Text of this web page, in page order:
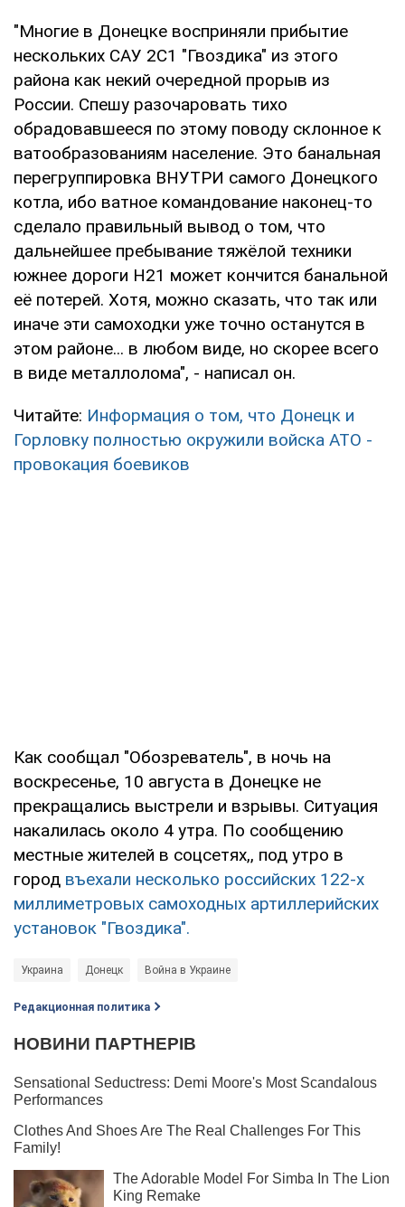
"Многие в Донецке восприняли прибытие
нескольких САУ 2С1 "Гвоздика" из этого
района как некий очередной прорыв из
России. Спешу разочаровать тихо
обрадовавшееся по этому поводу склонное к
ватообразованиям население. Это банальная
перегруппировка ВНУТРИ самого Донецкого
котла, ибо ватное командование наконец-то
сделало правильный вывод о том, что
дальнейшее пребывание тяжёлой техники
южнее дороги Н21 может кончится банальной
её потерей. Хотя, можно сказать, что так или
иначе эти самоходки уже точно останутся в
этом районе... в любом виде, но скорее всего
в виде металлолома", - написал он.
Читайте: Информация о том, что Донецк и
Горловку полностью окружили войска АТО -
провокация боевиков
Как сообщал "Обозреватель", в ночь на
воскресенье, 10 августа в Донецке не
прекращались выстрели и взрывы. Ситуация
накалилась около 4 утра. По сообщению
местные жителей в соцсетях,, под утро в
город въехали несколько российских 122-х
миллиметровых самоходных артиллерийских
установок "Гвоздика".
Украина Донецк Война в Украине
Редакционная политика